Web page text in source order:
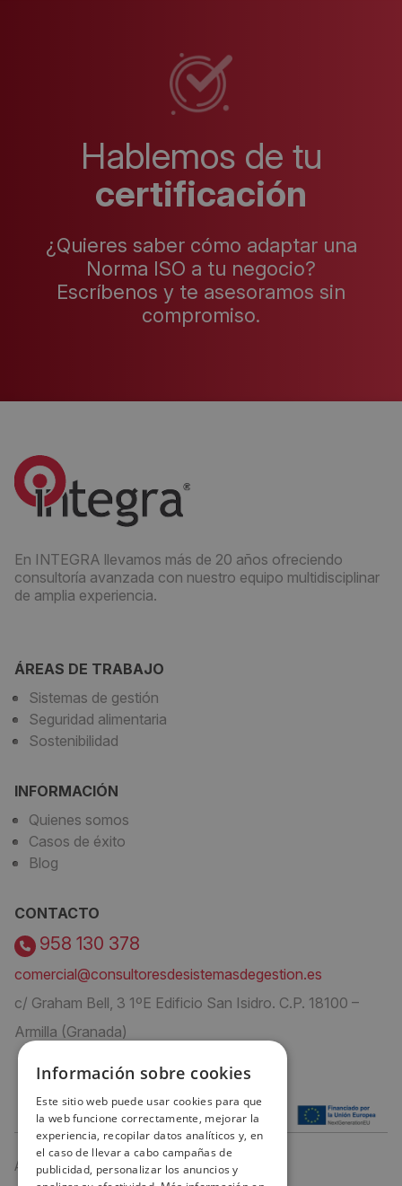
Hablemos de tu
certificación
¿Quieres saber cómo adaptar una
Norma ISO a tu negocio?
Escríbenos y te asesoramos sin
compromiso.
En INTEGRA llevamos más de 20 años ofreciendo
consultoría avanzada con nuestro equipo multidisciplinar
de amplia experiencia.
ÁREAS DE TRABAJO
Sistemas de gestión
Seguridad alimentaria
Sostenibilidad
INFORMACIÓN
Quienes somos
Casos de éxito
Blog
CONTACTO
958 130 378
comercial@consultoresdesistemasdegestion.es
c/ Graham Bell, 3 1ºE Edificio San Isidro. C.P. 18100 –
Armilla (Granada)
Aviso Legal
Información sobre cookies
Este sitio web puede usar cookies para que
la web funcione correctamente, mejorar la
experiencia, recopilar datos analíticos y, en
el caso de llevar a cabo campañas de
publicidad, personalizar los anuncios y